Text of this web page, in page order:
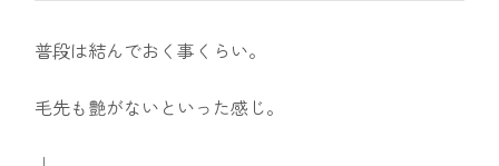
普段は結んでおく事くらい。
毛先も艶がないといった感じ。